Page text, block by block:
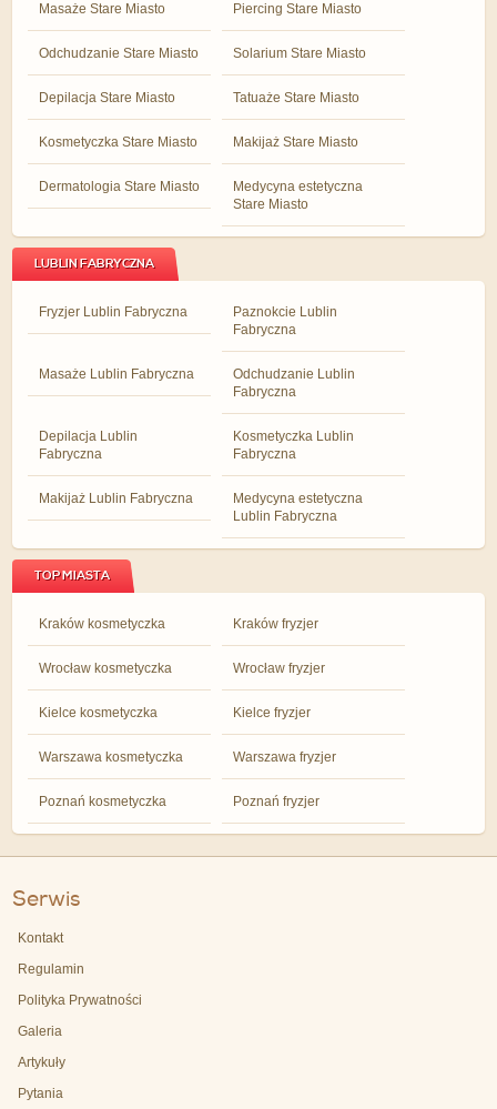
Masaże Stare Miasto Piercing Stare Miasto
Odchudzanie Stare Miasto Solarium Stare Miasto
Depilacja Stare Miasto Tatuaże Stare Miasto
Kosmetyczka Stare Miasto Makijaż Stare Miasto
Dermatologia Stare Miasto
Medycyna estetyczna
Stare Miasto
LUBLIN FABRYCZNA
Fryzjer Lublin Fabryczna
Paznokcie Lublin
Fabryczna
Masaże Lublin Fabryczna
Odchudzanie Lublin
Fabryczna
Depilacja Lublin
Fabryczna
Kosmetyczka Lublin
Fabryczna
Makijaż Lublin Fabryczna
Medycyna estetyczna
Lublin Fabryczna
TOP MIASTA
Kraków kosmetyczka Kraków fryzjer
Wrocław kosmetyczka Wrocław fryzjer
Kielce kosmetyczka Kielce fryzjer
Warszawa kosmetyczka Warszawa fryzjer
Poznań kosmetyczka Poznań fryzjer
Serwis
Kontakt
Regulamin
Polityka Prywatności
Galeria
Artykuły
Pytania